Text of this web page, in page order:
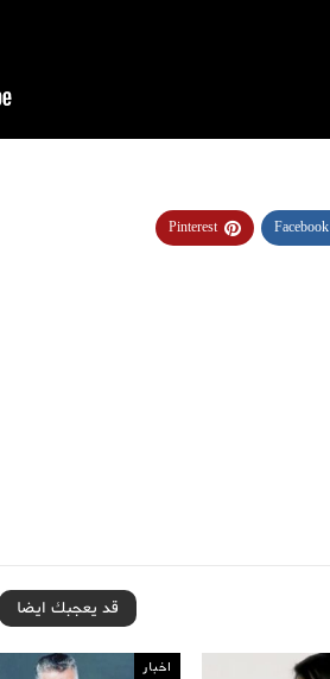
Facebook
Pinterest
قد يعجبك ايضا
اخبار